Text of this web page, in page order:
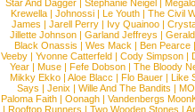
Star And Dagger | Stephanie Neigel |
Krewella | Johnossi | Le Youth | The Civil
James | Jarell Perry | Ivy Quainoo |
Jillette Johnson | Garland Jeffreys |
Black Onassis | Wes Mack | Ben Pearce
Veeby | Yvonne Catterfeld | Cody Simpson |
Year |Muse |Fefe Dobson |The Bloody
Mikky Ekko | Aloe Blacc | Flo Bauer | Like
Says | Jenix | Wille And The Bandits | MO
Paloma Faith |Oonagh |Vandenbergs
|Rooftop Runners |Two Wooden Stones |